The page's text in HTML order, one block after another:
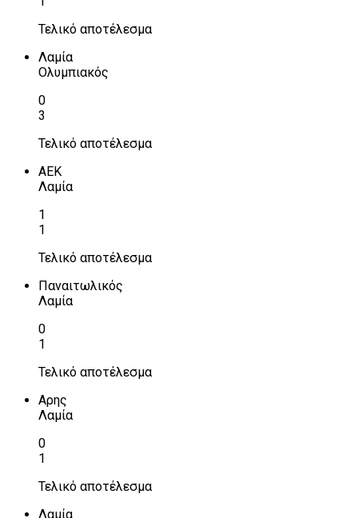
Τελικό αποτέλεσμα
Λαμία
Ολυμπιακός
0
3
Τελικό αποτέλεσμα
ΑΕΚ
Λαμία
1
1
Τελικό αποτέλεσμα
Παναιτωλικός
Λαμία
0
1
Τελικό αποτέλεσμα
Αρης
Λαμία
0
1
Τελικό αποτέλεσμα
Λαμία